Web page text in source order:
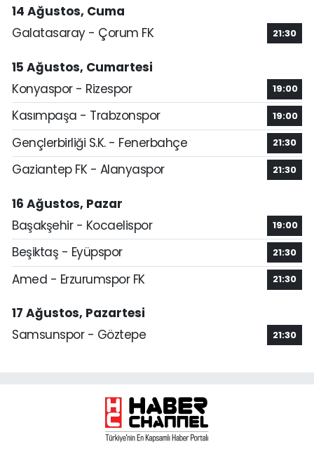
14 Ağustos, Cuma
Galatasaray - Çorum FK
21:30
15 Ağustos, Cumartesi
Konyaspor - Rizespor
19:00
Kasımpaşa - Trabzonspor 19:00
Gençlerbirliği S.K. - Fenerbahçe 21:30
Gaziantep FK - Alanyaspor 21:30
16 Ağustos, Pazar
Başakşehir - Kocaelispor
19:00
Beşiktaş - Eyüpspor 21:30
Amed - Erzurumspor FK 21:30
17 Ağustos, Pazartesi
Samsunspor - Göztepe
21:30